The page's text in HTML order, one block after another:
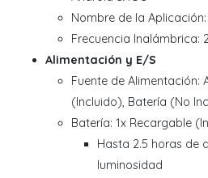
Nombre de la Aplicación:
Frecuencia Inalámbrica:
Alimentación y E/S
Fuente de Alimentación:
(Incluido), Batería (No
Batería: 1x Recargable
Hasta 2.5 horas de
luminosidad